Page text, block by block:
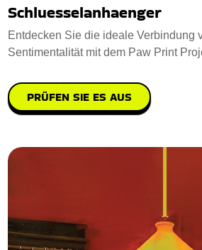
Schluesselanhaenger
Entdecken Sie die ideale Verbindung
Sentimentalität mit dem Paw Print
PRÜFEN SIE ES AUS